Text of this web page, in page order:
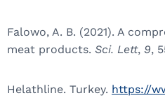
Falowo, A. B. (2021). A
meat products. Sci. Lett, 9,
Helathline. Turkey. https://